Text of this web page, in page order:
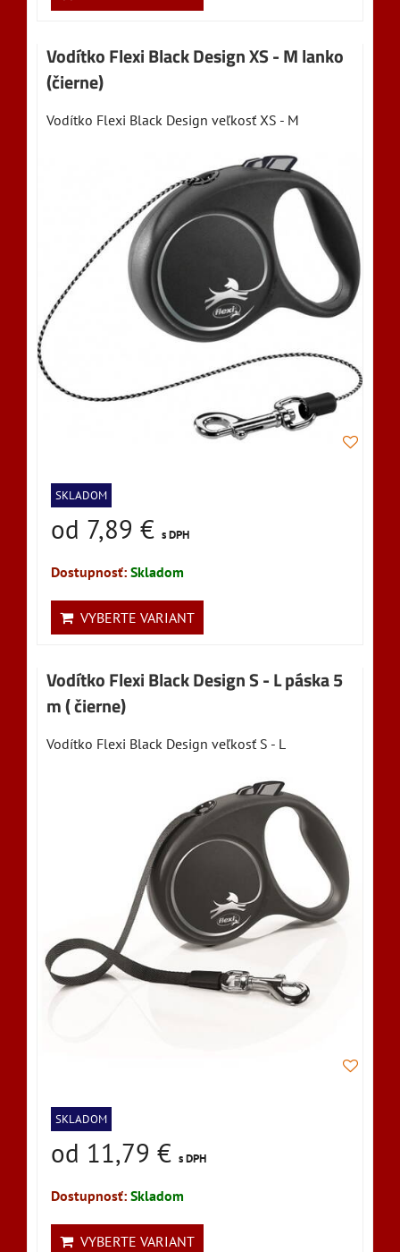
Vodítko Flexi Black Design XS - M lanko
(čierne)
Vodítko Flexi Black Design veľkosť XS - M
SKLADOM
od 7,89 € s DPH
Dostupnosť: Skladom
VYBERTE VARIANT
Vodítko Flexi Black Design S - L páska 5
m ( čierne)
Vodítko Flexi Black Design veľkosť S - L
SKLADOM
od 11,79 € s DPH
Dostupnosť: Skladom
VYBERTE VARIANT